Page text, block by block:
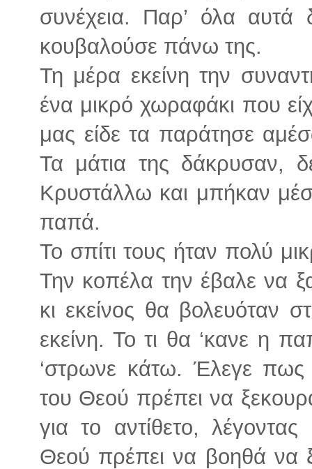
συνέχεια. Παρ’ όλα αυτά
κουβαλούσε πάνω της.
Τη μέρα εκείνη την
ένα μικρό χωραφάκι που
μας είδε τα παράτησε
Τα μάτια της δάκρυσαν,
Κρυστάλλω και μπήκαν
παπά.
Το σπίτι τους ήταν πολύ
Την κοπέλα την έβαλε να
κι εκείνος θα βολευόταν
εκείνη. Το τι θα ‘κανε η
‘στρωνε κάτω. Έλεγε πως
του Θεού πρέπει να
για το αντίθετο,
Θεού πρέπει να βοηθά να